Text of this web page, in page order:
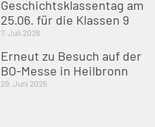
Geschichtsklassentag am
25.06. für die Klassen 9
7. Juli 2026
Erneut zu Besuch auf der
BO-Messe in Heilbronn
29. Juni 2026